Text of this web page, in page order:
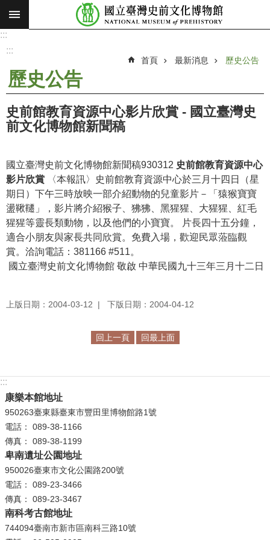
跳到主要內容區塊
搜
願
使
命
新
消
息
參
觀
展
覽
習
識
們
便
民
服
務
性
別
平
:::
:::
首頁 最新消息 歷史公告
歷史公告
史前館教育資源中心影片欣賞 - 國立臺灣史
前文化博物館新聞稿
國立臺灣史前文化博物館新聞稿930312 史前館教育資源中心
影片欣賞 〈本報訊〉史前館教育資源中心於三月十四日（星
期日）下午三時放映一部介紹動物的兒童影片－「猿猴寶寶
盪鞦韆」，影片將介紹猴子、狒狒、黑猩猩、大猩猩、紅毛
猩猩等靈長類動物，以及他們的小寶寶。 片長四十五分鐘，
適合小朋友與家長共同欣賞。免費入場，歡迎民眾蒞臨觀
賞。洽詢電話：381166 #511。
國立臺灣史前文化博物館 敬啟 中華民國九十三年三月十二日
上版日期：2004-03-12 下版日期：2004-04-12
回上一頁 回最上面
:::
康樂本館地址
950263臺東縣臺東市豐田里博物館路1號
電話： 089-38-1166
傳真： 089-38-1199
卑南遺址公園地址
950026臺東市文化公園路200號
電話： 089-23-3466
傳真： 089-23-3467
南科考古館地址
744094臺南市新市區南科三路10號